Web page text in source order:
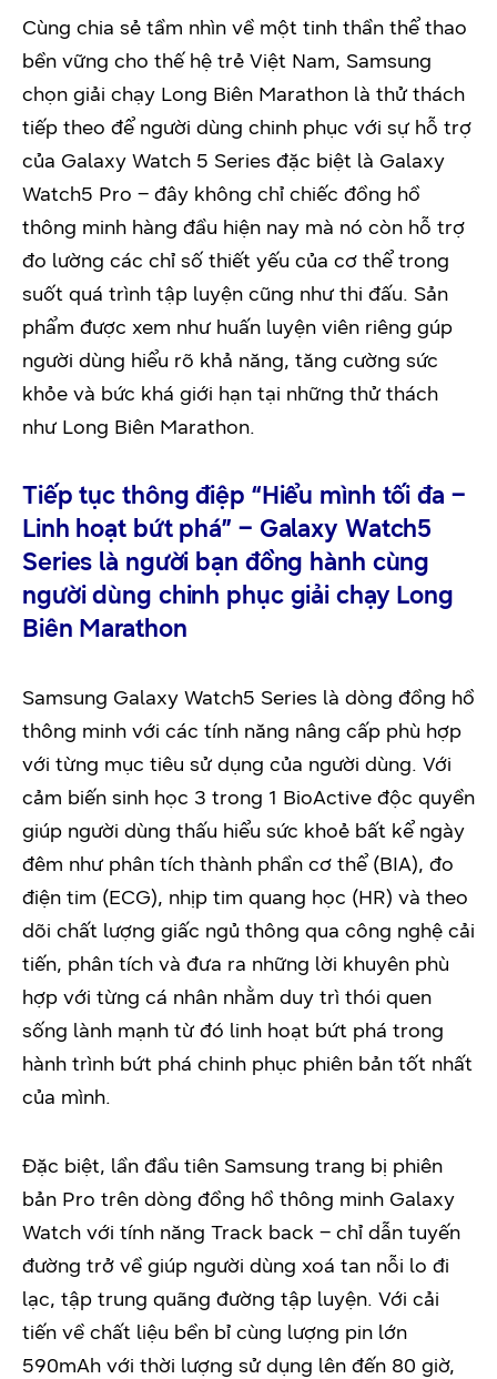
Cùng chia sẻ tầm nhìn về một tinh thần thể thao
bền vững cho thế hệ trẻ Việt Nam, Samsung
chọn giải chạy Long Biên Marathon là thử thách
tiếp theo để người dùng chinh phục với sự hỗ trợ
của Galaxy Watch 5 Series đặc biệt là Galaxy
Watch5 Pro – đây không chỉ chiếc đồng hồ
thông minh hàng đầu hiện nay mà nó còn hỗ trợ
đo lường các chỉ số thiết yếu của cơ thể trong
suốt quá trình tập luyện cũng như thi đấu. Sản
phẩm được xem như huấn luyện viên riêng gúp
người dùng hiểu rõ khả năng, tăng cường sức
khỏe và bức khá giới hạn tại những thử thách
như Long Biên Marathon.
Tiếp tục thông điệp “Hiểu mình tối đa –
Linh hoạt bứt phá” – Galaxy Watch5
Series là người bạn đồng hành cùng
người dùng chinh phục giải chạy Long
Biên Marathon
Samsung Galaxy Watch5 Series là dòng đồng hồ
thông minh với các tính năng nâng cấp phù hợp
với từng mục tiêu sử dụng của người dùng. Với
cảm biến sinh học 3 trong 1 BioActive độc quyền
giúp người dùng thấu hiểu sức khoẻ bất kể ngày
đêm như phân tích thành phần cơ thể (BIA), đo
điện tim (ECG), nhịp tim quang học (HR) và theo
dõi chất lượng giấc ngủ thông qua công nghệ cải
tiến, phân tích và đưa ra những lời khuyên phù
hợp với từng cá nhân nhằm duy trì thói quen
sống lành mạnh từ đó linh hoạt bứt phá trong
hành trình bứt phá chinh phục phiên bản tốt nhất
của mình.
Đặc biệt, lần đầu tiên Samsung trang bị phiên
bản Pro trên dòng đồng hồ thông minh Galaxy
Watch với tính năng Track back – chỉ dẫn tuyến
đường trở về giúp người dùng xoá tan nỗi lo đi
lạc, tập trung quãng đường tập luyện. Với cải
tiến về chất liệu bền bỉ cùng lượng pin lớn
590mAh với thời lượng sử dụng lên đến 80 giờ,